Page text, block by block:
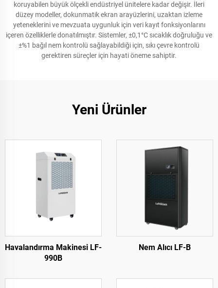
koruyabilen büyük ölçekli endüstriyel ünitelere kadar değişir. İleri
düzey modeller, dokunmatik ekran arayüzlerini, uzaktan izleme
yeteneklerini ve mevzuata uygunluk için veri kayıt fonksiyonlarını
içeren özelliklerle donatılmıştır. Sistemler, ±0,1°C sıcaklık doğruluğu ve
±%1 bağıl nem kontrolü sağlayabildiği için, sıkı çevre kontrolü
gerektiren süreçler için hayati öneme sahiptir.
Yeni Ürünler
Havalandırma Makinesi LF-
990B
Nem Alıcı LF-B